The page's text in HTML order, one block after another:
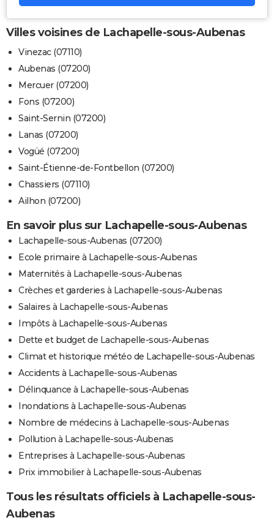
Villes voisines de Lachapelle-sous-Aubenas
Vinezac (07110)
Aubenas (07200)
Mercuer (07200)
Fons (07200)
Saint-Sernin (07200)
Lanas (07200)
Vogüé (07200)
Saint-Étienne-de-Fontbellon (07200)
Chassiers (07110)
Ailhon (07200)
En savoir plus sur Lachapelle-sous-Aubenas
Lachapelle-sous-Aubenas (07200)
Ecole primaire à Lachapelle-sous-Aubenas
Maternités à Lachapelle-sous-Aubenas
Crèches et garderies à Lachapelle-sous-Aubenas
Salaires à Lachapelle-sous-Aubenas
Impôts à Lachapelle-sous-Aubenas
Dette et budget de Lachapelle-sous-Aubenas
Climat et historique météo de Lachapelle-sous-Aubenas
Accidents à Lachapelle-sous-Aubenas
Délinquance à Lachapelle-sous-Aubenas
Inondations à Lachapelle-sous-Aubenas
Nombre de médecins à Lachapelle-sous-Aubenas
Pollution à Lachapelle-sous-Aubenas
Entreprises à Lachapelle-sous-Aubenas
Prix immobilier à Lachapelle-sous-Aubenas
Tous les résultats officiels à Lachapelle-sous-
Aubenas